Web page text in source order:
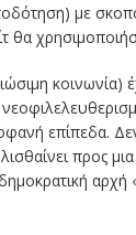
με
θα
επίπεδα.
προς
αρχή